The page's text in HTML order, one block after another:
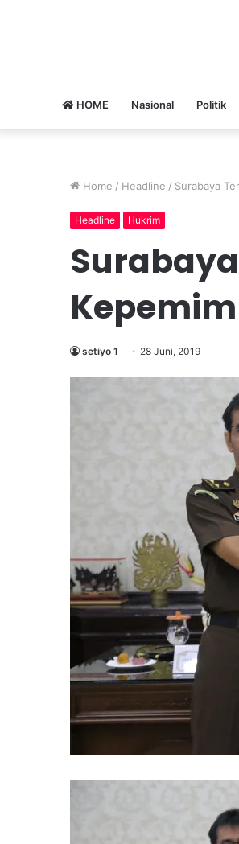
HOME Nasional Politik
Home / Headline / Surabaya
Headline Hukrim
setiyo 1 28 Juni, 2019